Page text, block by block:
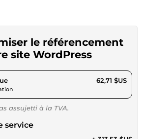
le référencement
site WordPress
pour 57,79 $US 62,71 $US
assujetti à la TVA.
service